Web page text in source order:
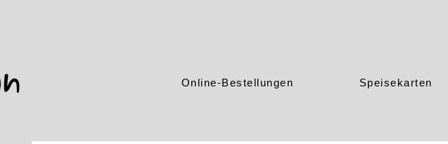
Online-Bestellungen Speisekarten